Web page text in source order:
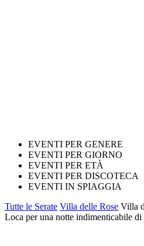
EVENTI PER GENERE
EVENTI PER GIORNO
EVENTI PER ETÀ
EVENTI PER DISCOTECA
EVENTI IN SPIAGGIA
Tutte le Serate Villa delle Rose Villa
Loca per una notte indimenticabile